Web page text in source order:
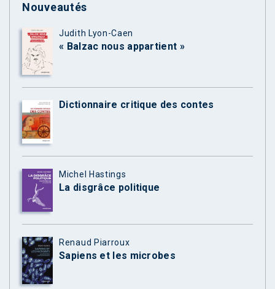
Nouveautés
Judith Lyon-Caen
« Balzac nous appartient »
Dictionnaire critique des contes
Michel Hastings
La disgrâce politique
Renaud Piarroux
Sapiens et les microbes